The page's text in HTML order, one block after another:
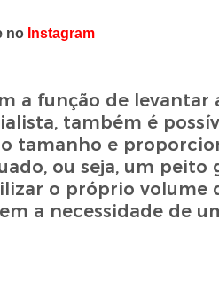
no Instagram
a função de levantar
também é
tamanho e
ou seja, um peito
o próprio volume
a necessidade de